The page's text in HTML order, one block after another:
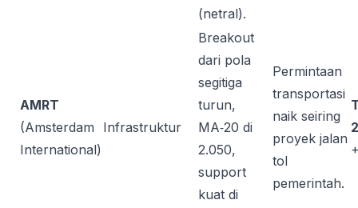
(netral).
AMRT
(Amsterdam
International)
Infrastruktur
Breakout
dari pola
segitiga
turun,
MA‑20 di
2.050,
support
kuat di
Permintaan
transportasi
naik seiring
proyek jalan
tol
pemerintah.